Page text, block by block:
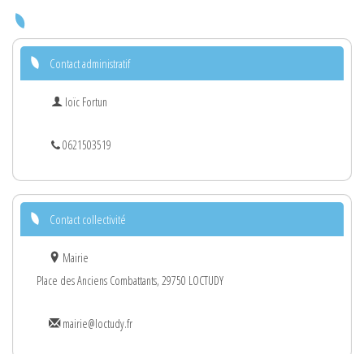
Contact administratif
loïc Fortun
0621503519
Contact collectivité
Mairie
Place des Anciens Combattants, 29750 LOCTUDY
mairie@loctudy.fr